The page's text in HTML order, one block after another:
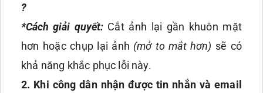
?
*Cách giải quyết: Cắt ảnh lại gần khuôn mặt
hơn hoặc chụp lại ảnh (mở to mắt hơn) sẽ có
khả năng khắc phục lỗi này.
2. Khi công dân nhận được tin nhắn và email